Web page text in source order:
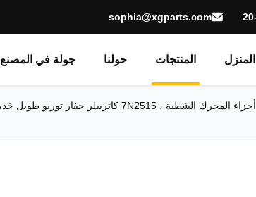
sophia@xgparts.com
المنزل المنتجات حولنا جولة في المصنع
أجزاء المحرك الشظية ، 7N2515 كاتربيلر حفار توربو طويل خدمة الحياة